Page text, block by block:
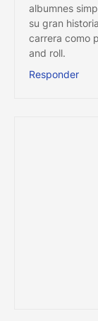
albumnes
su gran
carrera como
and roll.
Responder